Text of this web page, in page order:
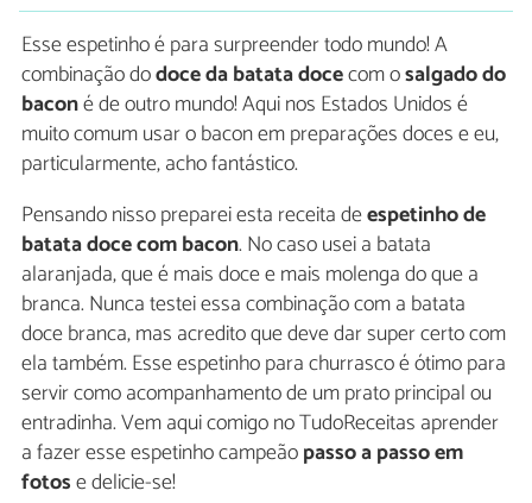
Esse espetinho é para surpreender todo mundo! A
combinação dodoce da batata docecom osalgado do
baconé de outro mundo! Aqui nos Estados Unidos é
muito comum usar o bacon em preparações doces e eu,
particularmente, acho fantástico.
Pensando nisso preparei esta receita deespetinho de
batata doce com bacon. No caso usei a batata
alaranjada, que é mais doce e mais molenga do que a
branca. Nunca testei essa combinação com a batata
doce branca, mas acredito que deve dar super certo com
ela também. Esse espetinho para churrasco é ótimo para
servir como acompanhamento de um prato principal ou
entradinha. Vem aqui comigo no TudoReceitas aprender
a fazer esse espetinho campeãopasso a passo em
fotose delicie-se!